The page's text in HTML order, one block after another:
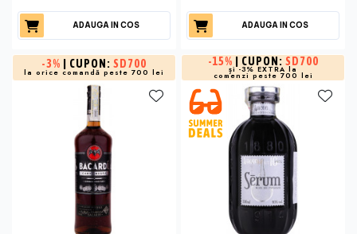
ADAUGA IN COS ADAUGA IN COS
-3% | CUPON: SD700
la orice comandă peste 700 lei
-15% | CUPON: SD700
și -3% EXTRA la
comenzi peste 700 lei